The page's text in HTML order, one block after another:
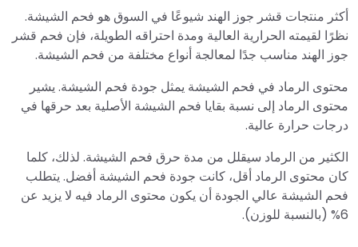
أكثر منتجات قشر جوز الهند شيوعًا في السوق هو فحم الشيشة.
نظرًا لقيمته الحرارية العالية ومدة احتراقه الطويلة، فإن فحم قشر
جوز الهند مناسب جدًا لمعالجة أنواع مختلفة من فحم الشيشة.
محتوى الرماد في فحم الشيشة يمثل جودة فحم الشيشة. يشير
محتوى الرماد إلى نسبة بقايا فحم الشيشة الأصلية بعد حرقها في
درجات حرارة عالية.
الكثير من الرماد سيقلل من مدة حرق فحم الشيشة. لذلك، كلما
كان محتوى الرماد أقل، كانت جودة فحم الشيشة أفضل. يتطلب
فحم الشيشة عالي الجودة أن يكون محتوى الرماد فيه لا يزيد عن
6% (بالنسبة للوزن).